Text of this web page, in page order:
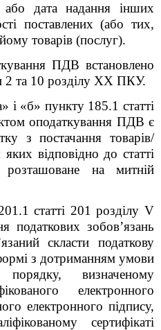
або дата надання інших
поставлених (або тих,
товарів (послуг).
ПДВ встановлено
2 та 10 розділу XX ПКУ.
і «б» пункту 185.1 статті
оподаткування ПДВ є
з постачання товарів/
відповідно до статті
на митній
статті 201 розділу V
зобов’язань
скласти податкову
з дотриманням умови
визначеному
електронного
електронного підпису,
сертифікаті